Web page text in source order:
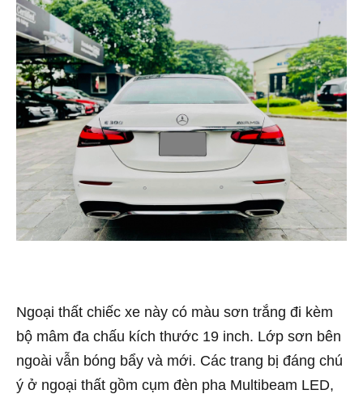
Ngoại thất chiếc xe này có màu sơn trắng đi kèm
bộ mâm đa chấu kích thước 19 inch. Lớp sơn bên
ngoài vẫn bóng bẩy và mới. Các trang bị đáng chú
ý ở ngoại thất gồm cụm đèn pha Multibeam LED,